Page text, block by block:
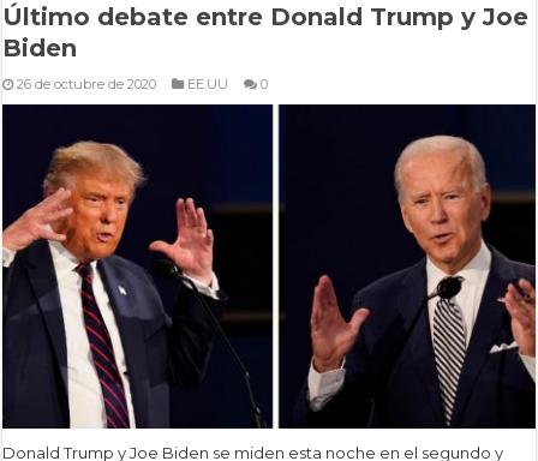
Último debate entre Donald Trump y Joe
Biden
26 de octubre de 2020 EE.UU 0
Donald Trump y Joe Biden se miden esta noche en el segundo y